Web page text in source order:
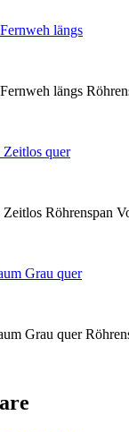
längs
längs
quer
Röhrenspan
Grau quer
Grau quer